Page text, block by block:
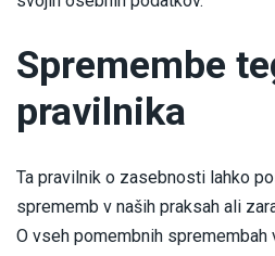
Spremembe
pravilnika
Ta pravilnik o zasebnosti lahko
sprememb v naših praksah ali
O vseh pomembnih